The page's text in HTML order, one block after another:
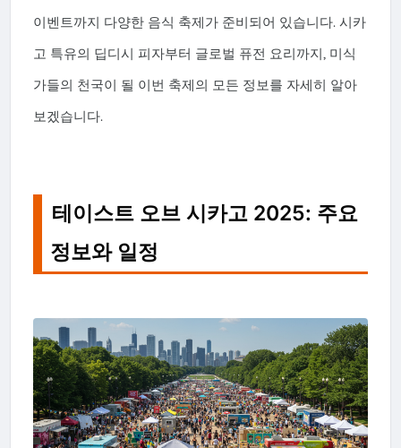
이벤트까지 다양한 음식 축제가 준비되어 있습니다. 시카
고 특유의 딥디시 피자부터 글로벌 퓨전 요리까지, 미식
가들의 천국이 될 이번 축제의 모든 정보를 자세히 알아
보겠습니다.
테이스트 오브 시카고 2025: 주요
정보와 일정